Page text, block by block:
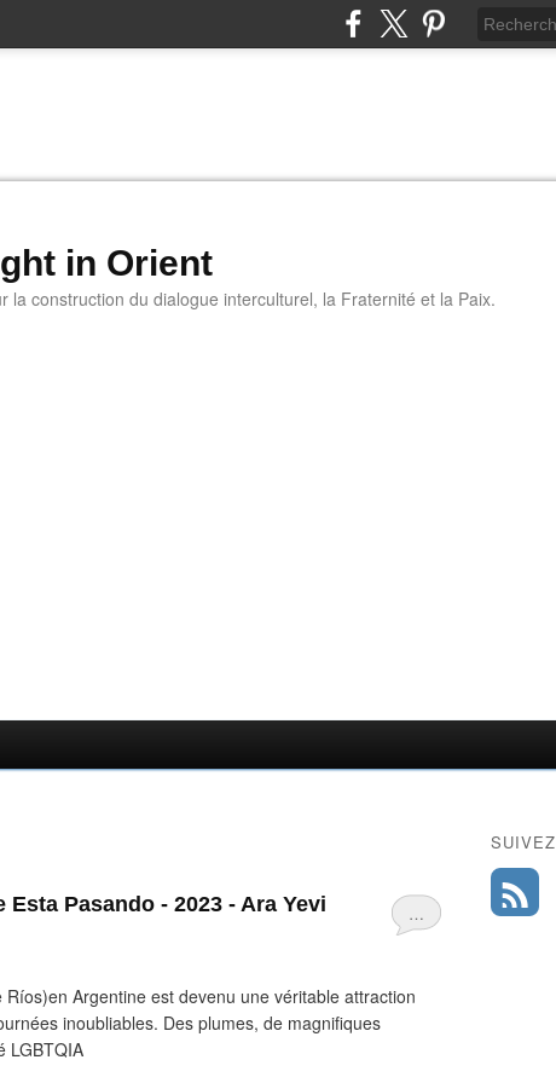
in Orient
la construction du dialogue interculturel, la Fraternité et la Paix.
…
Pasando - 2023 - Ara Yevi
Argentine est devenu une véritable attraction
inoubliables. Des plumes, de magnifiques
LGBTQIA